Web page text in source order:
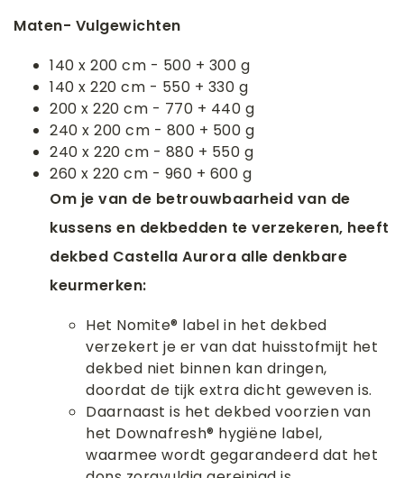
Maten- Vulgewichten
140 x 200 cm - 500 + 300 g
140 x 220 cm - 550 + 330 g
200 x 220 cm - 770 + 440 g
240 x 200 cm - 800 + 500 g
240 x 220 cm - 880 + 550 g
260 x 220 cm - 960 + 600 g
Om je van de betrouwbaarheid van de
kussens en dekbedden te verzekeren, heeft
dekbed Castella Aurora alle denkbare
keurmerken:
Het Nomite® label in het dekbed
verzekert je er van dat huisstofmijt het
dekbed niet binnen kan dringen,
doordat de tijk extra dicht geweven is.
Daarnaast is het dekbed voorzien van
het Downafresh® hygiëne label,
waarmee wordt gegarandeerd dat het